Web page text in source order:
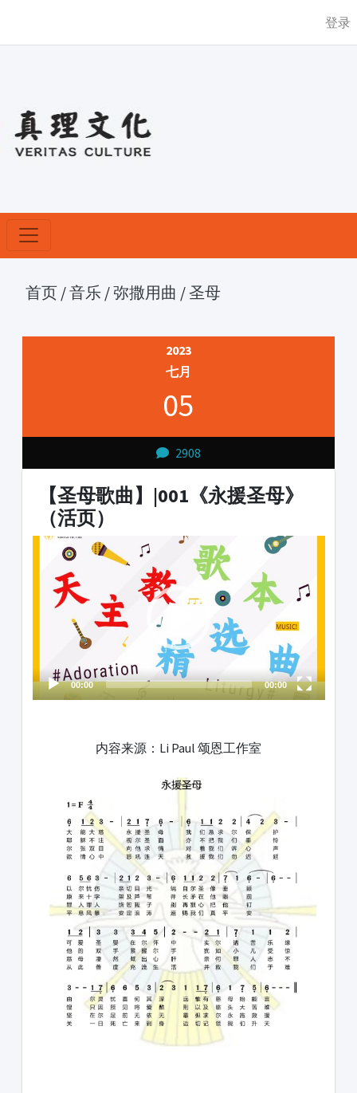
登录
首页 /音乐 /弥撒用曲 /圣母
2023
七月
05
2908
【圣母歌曲】|001《永援圣母》
（活页）
Video
Player
00:00 00:00
内容来源：Li Paul 颂恩工作室